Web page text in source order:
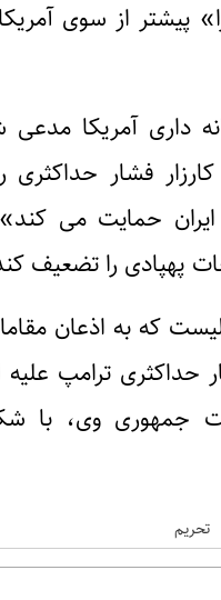
پیشتر از سوی
داری آمریکا
کارزار فشار
ایران حمایت می
پهپادی را تضعیف
که به اذعان
حداکثری ترامپ علیه
جمهوری وی، با
تحريم